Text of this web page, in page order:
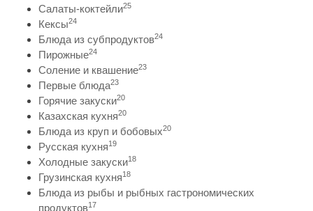
Салаты-коктейли25
Кексы24
Блюда из субпродуктов24
Пирожные24
Соление и квашение23
Первые блюда23
Горячие закуски20
Казахская кухня20
Блюда из круп и бобовых20
Русская кухня19
Холодные закуски18
Грузинская кухня18
Блюда из рыбы и рыбных гастрономических
продуктов17